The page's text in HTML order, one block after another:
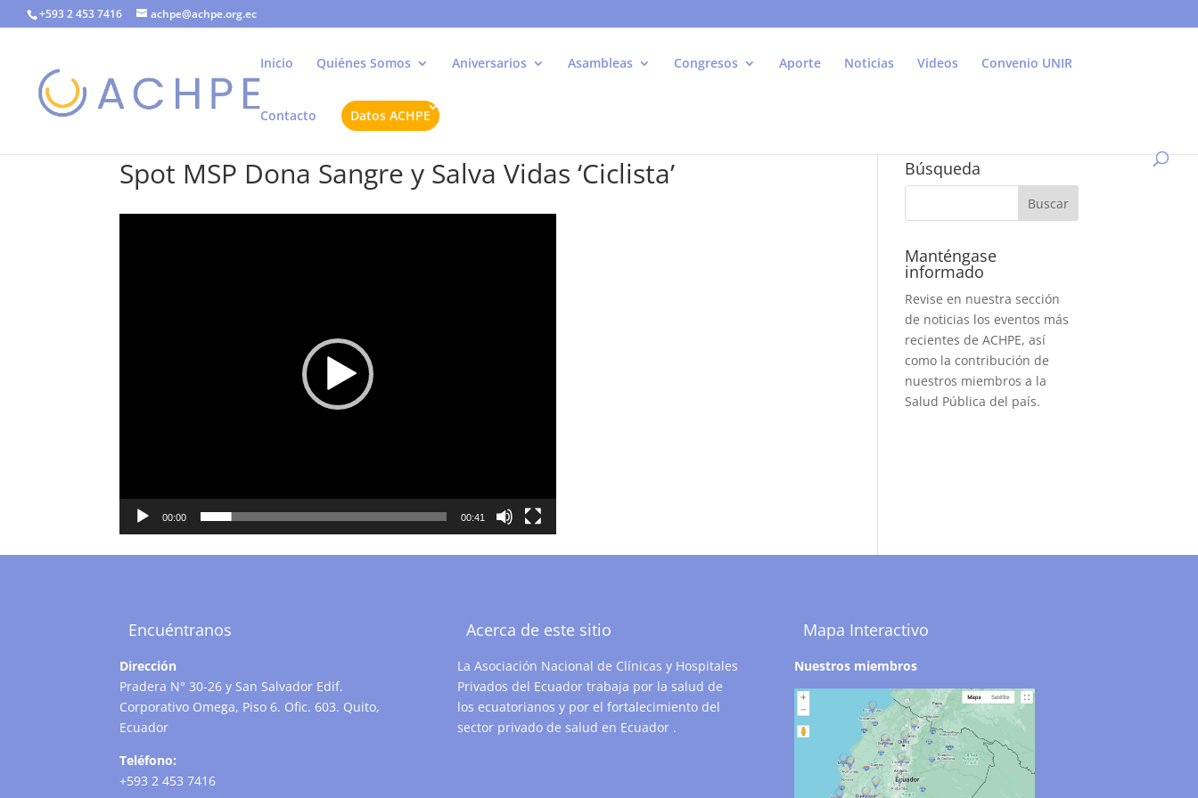
+593 2 453 7416 achpe@achpe.org.ec
Inicio Quiénes Somos Aniversarios Asambleas Congresos Aporte Noticias Videos Convenio UNIR
Contacto Datos ACHPE
Spot MSP Dona Sangre y Salva Vidas ‘Ciclista’
00:00 00:41
Búsqueda
Manténgase
informado
Revise en nuestra sección
de noticias los eventos más
recientes de ACHPE, así
como la contribución de
nuestros miembros a la
Salud Pública del país.
Encuéntranos
Dirección
Pradera N° 30-26 y San Salvador Edif.
Corporativo Omega, Piso 6. Ofic. 603. Quito,
Ecuador
Teléfono:
+593 2 453 7416
Acerca de este sitio
La Asociación Nacional de Clínicas y Hospitales
Privados del Ecuador trabaja por la salud de
los ecuatorianos y por el fortalecimiento del
sector privado de salud en Ecuador .
Mapa Interactivo
Nuestros miembros